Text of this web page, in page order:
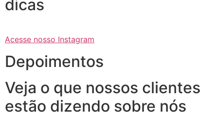
dicas
Acesse nosso Instagram
Depoimentos
Veja o que nossos clientes
estão dizendo sobre nós